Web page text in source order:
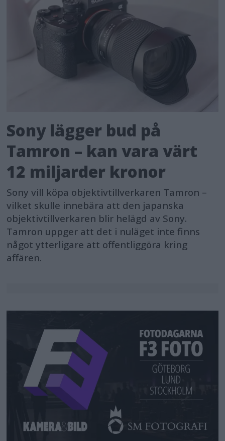
Sony lägger bud på
Tamron – kan vara värt
12 miljarder kronor
Sony vill köpa objektivtillverkaren Tamron –
vilket skulle innebära att den japanska
objektivtillverkaren blir helägd av Sony.
Tamron uppger att det i nuläget inte finns
något ytterligare att offentliggöra kring
affären.